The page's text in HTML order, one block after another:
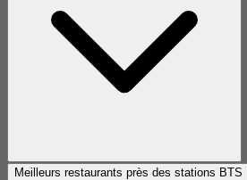
Meilleurs restaurants près des stations BTS